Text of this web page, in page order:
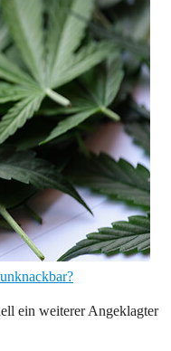
ein weiterer Angeklagter